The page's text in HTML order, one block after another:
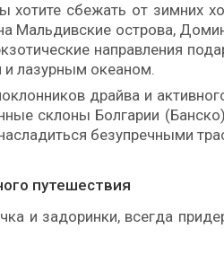
хотите сбежать от зимних
Мальдивские острова,
направления
лазурным океаном.
драйва и
склоны Болгарии
безупречными
путешествия
и задоринки, всегда